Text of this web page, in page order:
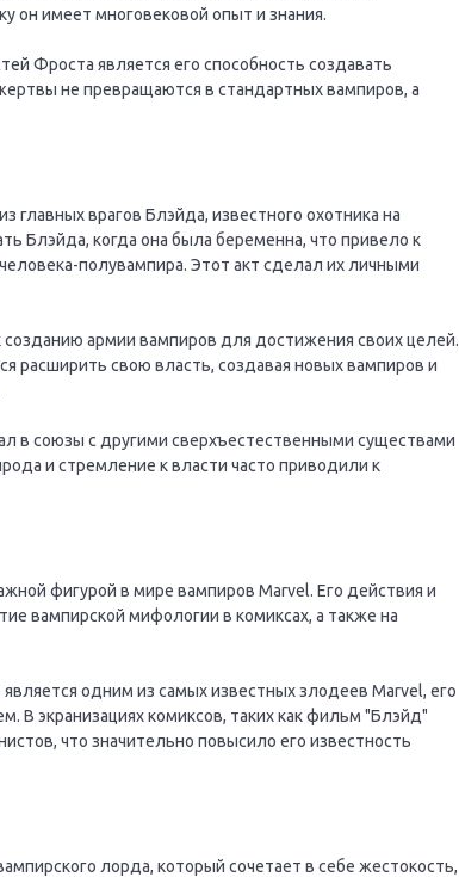
он имеет многовековой опыт и знания.
Фроста является его способность создавать
не превращаются в стандартных вампиров, а
главных врагов Блэйда, известного охотника на
Блэйда, когда она была беременна, что привело к
полувампира. Этот акт сделал их личными
созданию армии вампиров для достижения своих целей.
расширить свою власть, создавая новых вампиров и
в союзы с другими сверхъестественными существами
и стремление к власти часто приводили к
фигурой в мире вампиров Marvel. Его действия и
вампирской мифологии в комиксах, а также на
одним из самых известных злодеев Marvel, его
В экранизациях комиксов, таких как фильм "Блэйд"
что значительно повысило его известность
лорда, который сочетает в себе жестокость,